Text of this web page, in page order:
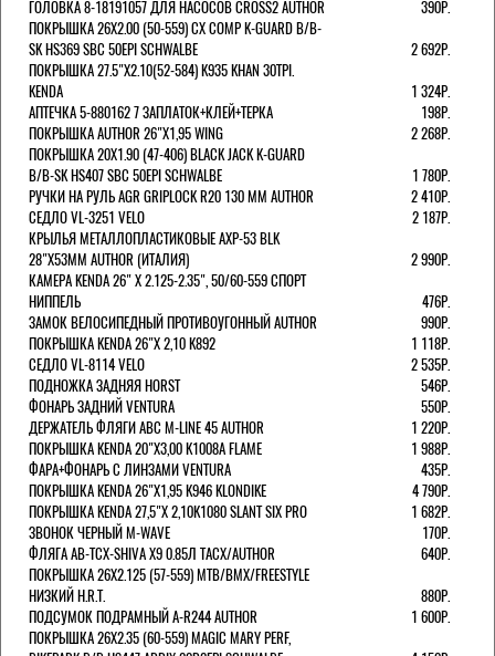
ГОЛОВКА 8-18191057 ДЛЯ НАСОСОВ CROSS2 AUTHOR
390Р.
ПОКРЫШКА 26X2.00 (50-559) CX COMP K-GUARD B/B-
SK HS369 SBC 50EPI SCHWALBE
2 692Р.
ПОКРЫШКА 27.5"Х2.10(52-584) K935 KHAN 30TPI.
KENDA
1 324Р.
АПТЕЧКА 5-880162 7 ЗАПЛАТОК+КЛЕЙ+ТЕРКА
198Р.
ПОКРЫШКА AUTHOR 26"Х1,95 WING
2 268Р.
ПОКРЫШКА 20X1.90 (47-406) BLACK JACK K-GUARD
B/B-SK HS407 SBC 50EPI SCHWALBE
1 780Р.
РУЧКИ НА РУЛЬ AGR GRIPLOCK R20 130 ММ AUTHOR
2 410Р.
СЕДЛО VL-3251 VELO
2 187Р.
КРЫЛЬЯ МЕТАЛЛОПЛАСТИКОВЫЕ AXP-53 BLK
28"Х53ММ AUTHOR (ИТАЛИЯ)
2 990Р.
КАМЕРА KENDA 26" Х 2.125-2.35", 50/60-559 СПОРТ
НИППЕЛЬ
476Р.
ЗАМОК ВЕЛОСИПЕДНЫЙ ПРОТИВОУГОННЫЙ AUTHOR
990Р.
ПОКРЫШКА KENDA 26"Х 2,10 K892
1 118Р.
СЕДЛО VL-8114 VELO
2 535Р.
ПОДНОЖКА ЗАДНЯЯ HORST
546Р.
ФОНАРЬ ЗАДНИЙ VENTURA
550Р.
ДЕРЖАТЕЛЬ ФЛЯГИ АВС M-LINE 45 AUTHOR
1 220Р.
ПОКРЫШКА KENDA 20"Х3,00 K1008A FLAME
1 988Р.
ФАРА+ФОНАРЬ С ЛИНЗАМИ VENTURA
435Р.
ПОКРЫШКА KENDA 26"Х1,95 K946 KLONDIKE
4 790Р.
ПОКРЫШКА KENDA 27,5"Х 2,10K1080 SLANT SIX PRO
1 682Р.
ЗВОНОК ЧЕРНЫЙ M-WAVE
170Р.
ФЛЯГА AB-TCX-SHIVA X9 0.85Л TACX/AUTHOR
640Р.
ПОКРЫШКА 26X2.125 (57-559) MTB/BMX/FREESTYLE
НИЗКИЙ H.R.T.
880Р.
ПОДСУМОК ПОДРАМНЫЙ A-R244 AUTHOR
1 600Р.
ПОКРЫШКА 26X2.35 (60-559) MAGIC MARY PERF,